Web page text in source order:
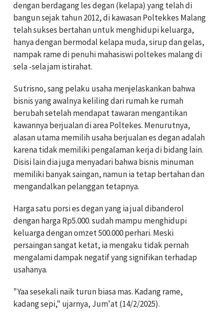
dengan berdagang les degan (kelapa) yang telah di
bangun sejak tahun 2012, di kawasan Poltekkes Malang
telah sukses bertahan untuk menghidupi keluarga,
hanya dengan bermodal kelapa muda, sirup dan gelas,
nampak rame di penuhi mahasiswi poltekes malang di
sela -sela jam istirahat.
Sutrisno, sang pelaku usaha menjelaskankan bahwa
bisnis yang awalnya keliling dari rumah ke rumah
berubah setelah mendapat tawaran mengantikan
kawannya berjualan di area Poltekes. Menurutnya,
alasan utama memilih usaha berjualan es degan adalah
karena tidak memiliki pengalaman kerja di bidang lain.
Disisi lain dia juga menyadari bahwa bisnis minuman
memiliki banyak saingan, namun ia tetap bertahan dan
mengandalkan pelanggan tetapnya.
Harga satu porsi es degan yang ia jual dibanderol
dengan harga Rp5.000. sudah mampu menghidupi
keluarga dengan omzet 500.000 perhari. Meski
persaingan sangat ketat, ia mengaku tidak pernah
mengalami dampak negatif yang signifikan terhadap
usahanya.
"Yaa sesekali naik turun biasa mas. Kadang rame,
kadang sepi," ujarnya, Jum'at (14/2/2025).